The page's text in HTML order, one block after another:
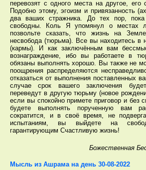
перевозят с одного места на другое, его
Подобно этому, эгоизм и привязанность
два ваших стражника. До тех пор,
свободны. Коль Я упомянул о местах
позвольте сказать, что жизнь на
несвобода (тюрьма). Все вы находитесь в
(кармы). И как заключённым вам
вознаграждение, ибо вы работаете в
обязаны выполнять хорошо. Вы также не
поощрения распределяются
отказаться от выполнения поставленных
случае срок вашего заключения
переведут в другую тюрьму (новое
если вы спокойно примете приговор и без
будете выполнять порученную вам
сократится, и в своё время, не
испытаниям, вы выйдете на
гарантирующим Счастливую жизнь!
Божественная
Мысль из Ашрама на день 30-08-2022